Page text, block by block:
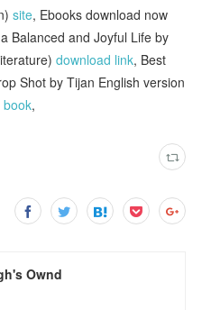
site, Ebooks download now
Balanced and Joyful Life by
download link, Best
Shot by Tijan English version
book,
Ownd